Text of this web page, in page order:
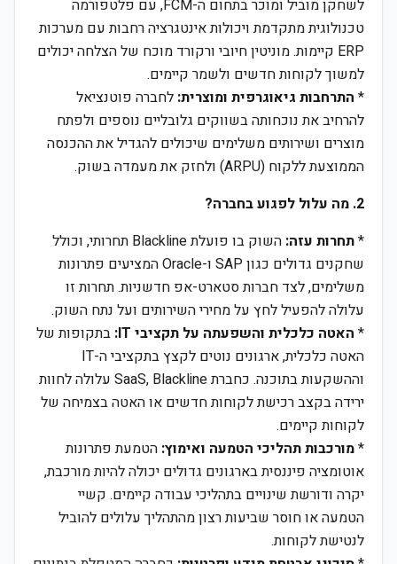
לשחקן מוביל ומוכר בתחום ה-FCM, עם פלטפורמה
טכנולוגית מתקדמת ויכולות אינטגרציה רחבות עם מערכות
ERP קיימות. מוניטין חיובי ורקורד מוכח של הצלחה יכולים
למשוך לקוחות חדשים ולשמר קיימים.
* התרחבות גיאוגרפית ומוצרית: לחברה פוטנציאל
להרחיב את נוכחותה בשווקים גלובליים נוספים ולפתח
מוצרים ושירותים משלימים שיכולים להגדיל את ההכנסה
הממוצעת ללקוח (ARPU) ולחזק את מעמדה בשוק.
2. מה עלול לפגוע בחברה?
*תחרות עזה:
השוק בו פועלת Blackline תחרותי, וכולל
שחקנים גדולים כגון SAP ו-Oracle המציעים פתרונות
משלימים, לצד חברות סטארט-אפ חדשניות. תחרות זו
עלולה להפעיל לחץ על מחירי השירותים ועל נתח השוק.
* האטה כלכלית והשפעתה על תקציבי IT:
בתקופות של
האטה כלכלית, ארגונים נוטים לקצץ בתקציבי ה-IT
וההשקעות בתוכנה. כחברת SaaS, Blackline עלולה לחוות
ירידה בקצב רכישת לקוחות חדשים או האטה בצמיחה של
לקוחות קיימים.
*מורכבות תהליכי הטמעה ואימוץ: הטמעת פתרונות
אוטומציה פיננסית בארגונים גדולים יכולה להיות מורכבת,
יקרה ודורשת שינויים בתהליכי עבודה קיימים. קשיי
הטמעה או חוסר שביעות רצון מהתהליך עלולים להוביל
לנטישת לקוחות.